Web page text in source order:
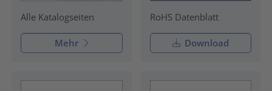
Alle Katalogseiten
Mehr
RoHS Datenblatt
Download